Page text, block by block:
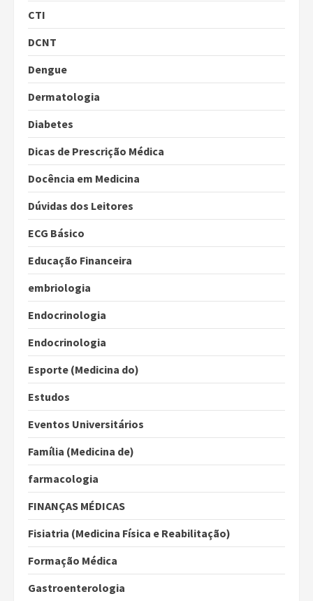
CTI
DCNT
Dengue
Dermatologia
Diabetes
Dicas de Prescrição Médica
Docência em Medicina
Dúvidas dos Leitores
ECG Básico
Educação Financeira
embriologia
Endocrinologia
Endocrinologia
Esporte (Medicina do)
Estudos
Eventos Universitários
Família (Medicina de)
farmacologia
FINANÇAS MÉDICAS
Fisiatria (Medicina Física e Reabilitação)
Formação Médica
Gastroenterologia